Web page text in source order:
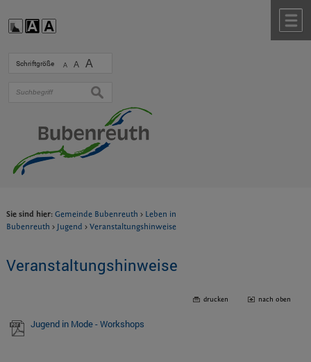
Schriftgröße A A A
suchen
Sie sind hier: Gemeinde Bubenreuth > Leben in
Bubenreuth > Jugend > Veranstaltungshinweise
Veranstaltungshinweise
drucken nach oben
Jugend in Mode - Workshops